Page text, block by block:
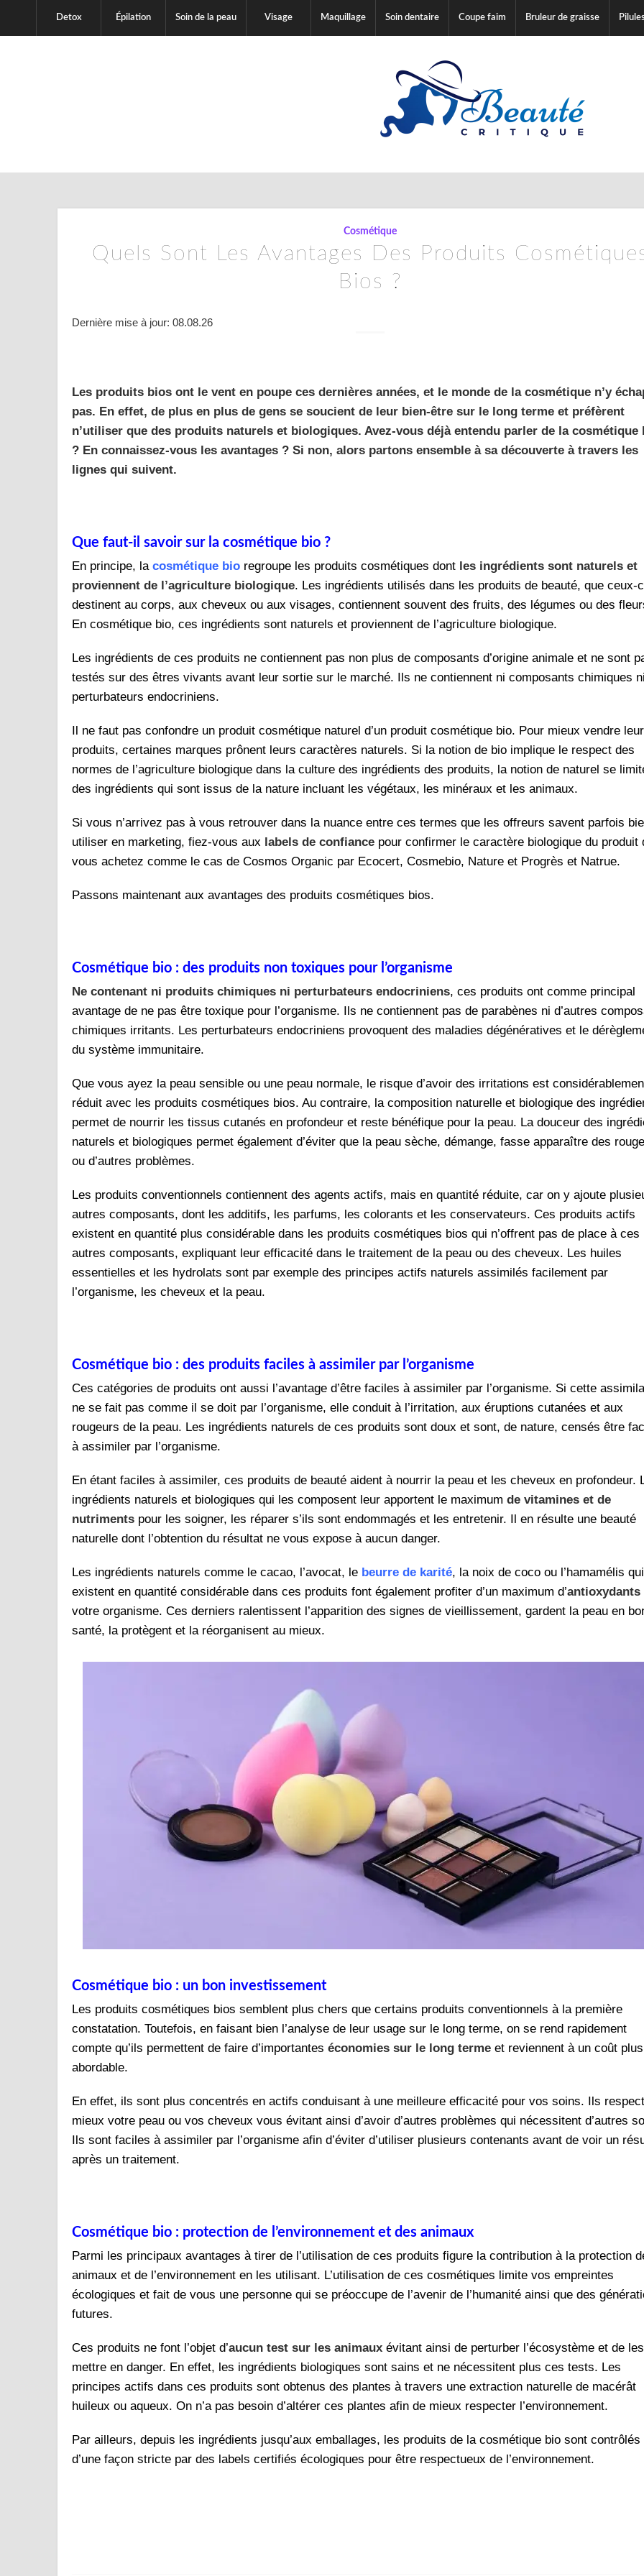
Detox Épilation Soin de la peau Visage Maquillage Soin dentaire Coupe faim Bruleur de graisse
Cosmétique
Quels Sont Les Avantages Des Produits
Bios ?
Dernière mise à jour: 08.08.26
Les produits bios ont le vent en poupe ces dernières années, et le monde de la cosmétique n’y
pas. En effet, de plus en plus de gens se soucient de leur bien-être sur le long terme et préfèrent
n’utiliser que des produits naturels et biologiques. Avez-vous déjà entendu parler de la cosmétique
? En connaissez-vous les avantages ? Si non, alors partons ensemble à sa découverte à travers les
lignes qui suivent.
Que faut-il savoir sur la cosmétique bio ?
En principe, la cosmétique bio regroupe les produits cosmétiques dont les ingrédients sont naturels et
proviennent de l’agriculture biologique. Les ingrédients utilisés dans les produits de beauté, que ceux-
destinent au corps, aux cheveux ou aux visages, contiennent souvent des fruits, des légumes ou des
En cosmétique bio, ces ingrédients sont naturels et proviennent de l’agriculture biologique.
Les ingrédients de ces produits ne contiennent pas non plus de composants d’origine animale et ne sont
testés sur des êtres vivants avant leur sortie sur le marché. Ils ne contiennent ni composants chimiques
perturbateurs endocriniens.
Il ne faut pas confondre un produit cosmétique naturel d’un produit cosmétique bio. Pour mieux vendre
produits, certaines marques prônent leurs caractères naturels. Si la notion de bio implique le respect des
normes de l’agriculture biologique dans la culture des ingrédients des produits, la notion de naturel se
des ingrédients qui sont issus de la nature incluant les végétaux, les minéraux et les animaux.
Si vous n’arrivez pas à vous retrouver dans la nuance entre ces termes que les offreurs savent parfois
utiliser en marketing, fiez-vous aux labels de confiance pour confirmer le caractère biologique du produit
vous achetez comme le cas de Cosmos Organic par Ecocert, Cosmebio, Nature et Progrès et Natrue.
Passons maintenant aux avantages des produits cosmétiques bios.
Cosmétique bio : des produits non toxiques pour l’organisme
Ne contenant ni produits chimiques ni perturbateurs endocriniens, ces produits ont comme principal
avantage de ne pas être toxique pour l’organisme. Ils ne contiennent pas de parabènes ni d’autres
chimiques irritants. Les perturbateurs endocriniens provoquent des maladies dégénératives et le
du système immunitaire.
Que vous ayez la peau sensible ou une peau normale, le risque d’avoir des irritations est
réduit avec les produits cosmétiques bios. Au contraire, la composition naturelle et biologique des
permet de nourrir les tissus cutanés en profondeur et reste bénéfique pour la peau. La douceur des
naturels et biologiques permet également d’éviter que la peau sèche, démange, fasse apparaître des
ou d’autres problèmes.
Les produits conventionnels contiennent des agents actifs, mais en quantité réduite, car on y ajoute
autres composants, dont les additifs, les parfums, les colorants et les conservateurs. Ces produits actifs
existent en quantité plus considérable dans les produits cosmétiques bios qui n’offrent pas de place à ces
autres composants, expliquant leur efficacité dans le traitement de la peau ou des cheveux. Les huiles
essentielles et les hydrolats sont par exemple des principes actifs naturels assimilés facilement par
l’organisme, les cheveux et la peau.
Cosmétique bio : des produits faciles à assimiler par l’organisme
Ces catégories de produits ont aussi l’avantage d’être faciles à assimiler par l’organisme. Si cette
ne se fait pas comme il se doit par l’organisme, elle conduit à l’irritation, aux éruptions cutanées et aux
rougeurs de la peau. Les ingrédients naturels de ces produits sont doux et sont, de nature, censés être
à assimiler par l’organisme.
En étant faciles à assimiler, ces produits de beauté aident à nourrir la peau et les cheveux en profondeur.
ingrédients naturels et biologiques qui les composent leur apportent le maximum de vitamines et de
nutriments pour les soigner, les réparer s’ils sont endommagés et les entretenir. Il en résulte une beauté
naturelle dont l’obtention du résultat ne vous expose à aucun danger.
Les ingrédients naturels comme le cacao, l’avocat, le beurre de karité, la noix de coco ou l’hamamélis qui
existent en quantité considérable dans ces produits font également profiter d’un maximum d’antioxydants
votre organisme. Ces derniers ralentissent l’apparition des signes de vieillissement, gardent la peau en
santé, la protègent et la réorganisent au mieux.
Cosmétique bio : un bon investissement
Les produits cosmétiques bios semblent plus chers que certains produits conventionnels à la première
constatation. Toutefois, en faisant bien l’analyse de leur usage sur le long terme, on se rend rapidement
compte qu’ils permettent de faire d’importantes économies sur le long terme et reviennent à un coût plus
abordable.
En effet, ils sont plus concentrés en actifs conduisant à une meilleure efficacité pour vos soins. Ils
mieux votre peau ou vos cheveux vous évitant ainsi d’avoir d’autres problèmes qui nécessitent d’autres
Ils sont faciles à assimiler par l’organisme afin d’éviter d’utiliser plusieurs contenants avant de voir un
après un traitement.
Cosmétique bio : protection de l’environnement et des animaux
Parmi les principaux avantages à tirer de l’utilisation de ces produits figure la contribution à la protection
animaux et de l’environnement en les utilisant. L’utilisation de ces cosmétiques limite vos empreintes
écologiques et fait de vous une personne qui se préoccupe de l’avenir de l’humanité ainsi que des
futures.
Ces produits ne font l’objet d’aucun test sur les animaux évitant ainsi de perturber l’écosystème et de les
mettre en danger. En effet, les ingrédients biologiques sont sains et ne nécessitent plus ces tests. Les
principes actifs dans ces produits sont obtenus des plantes à travers une extraction naturelle de macérât
huileux ou aqueux. On n’a pas besoin d’altérer ces plantes afin de mieux respecter l’environnement.
Par ailleurs, depuis les ingrédients jusqu’aux emballages, les produits de la cosmétique bio sont contrôlés
d’une façon stricte par des labels certifiés écologiques pour être respectueux de l’environnement.